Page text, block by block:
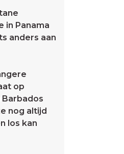
in Panama
anders aan
op
nog altijd
los kan